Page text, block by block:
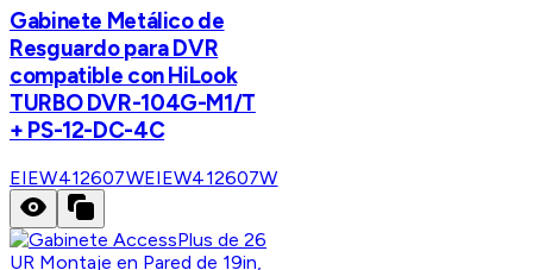
Gabinete Metálico de
Resguardo para DVR
compatible con HiLook
TURBO DVR-104G-M1/T
+ PS-12-DC-4C
EIEW412607WEIEW412607W